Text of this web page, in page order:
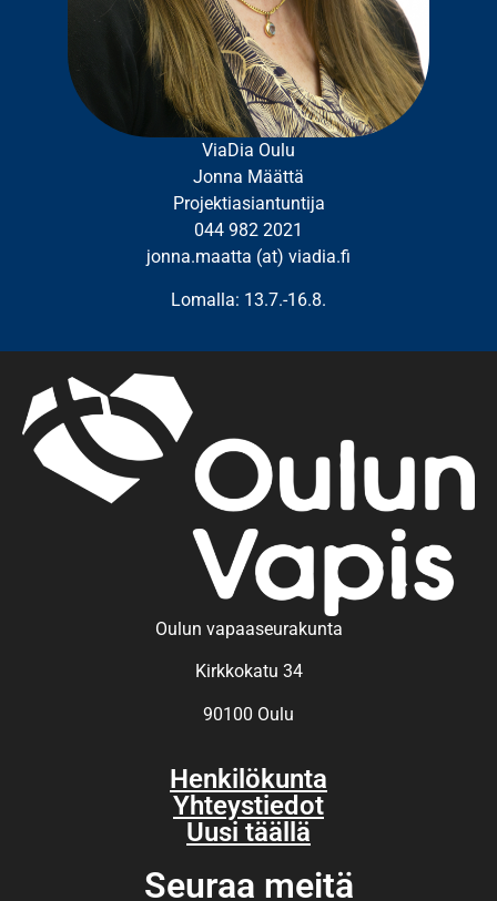
ViaDia Oulu
Jonna Määttä
Projektiasiantuntija
044 982 2021
jonna.maatta (at) viadia.fi
Lomalla: 13.7.-16.8.
Oulun vapaaseurakunta
Kirkkokatu 34
90100 Oulu
Henkilökunta
Yhteystiedot
Uusi täällä
Seuraa meitä